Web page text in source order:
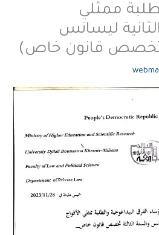
ممثلي
ليسانس
تخصص قانون خاص)